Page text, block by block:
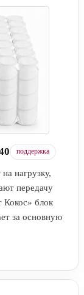
жёсткость
упругий
Кокос» 2
поддержка